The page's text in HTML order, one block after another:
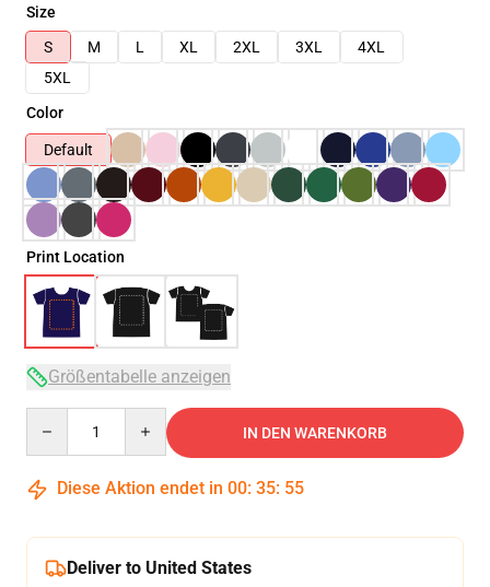
Size
S
M L XL 2XL 3XL
4XL
5XL
Color
Default
Print Location
Größentabelle anzeigen
IN DEN WARENKORB
Diese Aktion endet in 00: 35: 54
Deliver to United States